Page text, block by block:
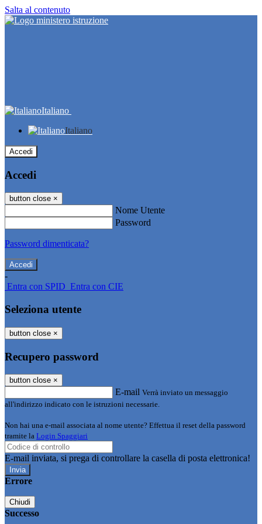
Salta al contenuto
Italiano
Italiano
Accedi
Accedi
button close ×
Nome Utente
Password
Password dimenticata?
-
Entra con SPID Entra con CIE
Seleziona utente
button close ×
Recupero password
button close ×
E-mail Verrà inviato un messaggio
all'indirizzo indicato con le istruzioni necessarie.
Non hai una e-mail associata al nome utente? Effettua il reset della password
tramite la Login Spaggiari
E-mail inviata, si prega di controllare la casella di posta elettronica!
Errore
Chiudi
Successo